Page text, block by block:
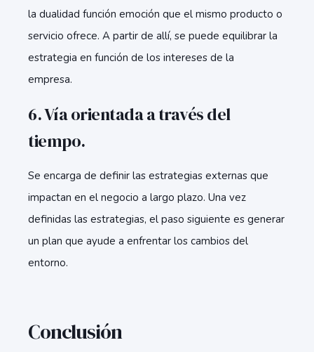
la dualidad función emoción que el mismo producto o
servicio ofrece. A partir de allí, se puede equilibrar la
estrategia en función de los intereses de la
empresa.
6. Vía orientada a través del
tiempo.
Se encarga de definir las estrategias externas que
impactan en el negocio a largo plazo. Una vez
definidas las estrategias, el paso siguiente es generar
un plan que ayude a enfrentar los cambios del
entorno.
Conclusión